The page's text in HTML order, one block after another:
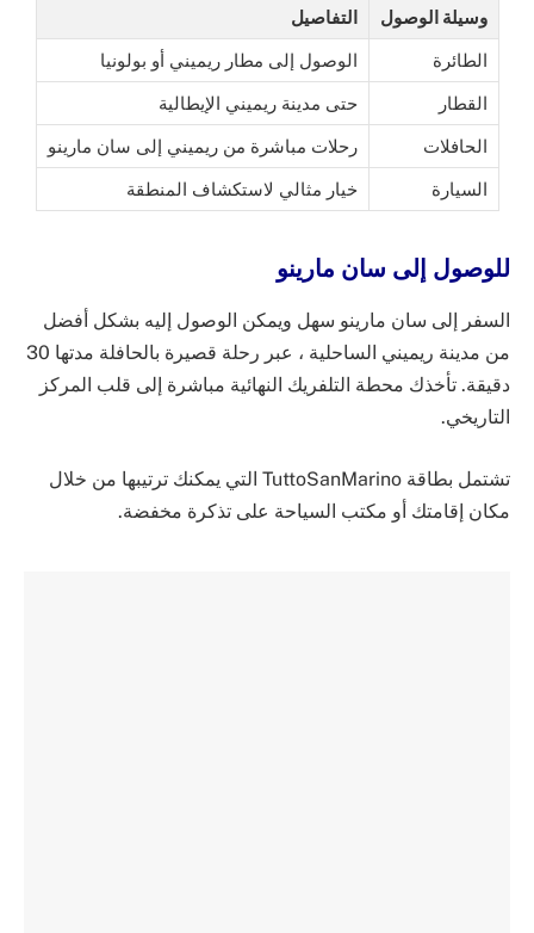
وسيلة الوصول التفاصيل
الطائرة الوصول إلى مطار ريميني أو بولونيا
القطار حتى مدينة ريميني الإيطالية
الحافلات رحلات مباشرة من ريميني إلى سان مارينو
السيارة خيار مثالي لاستكشاف المنطقة
للوصول إلى سان مارينو
السفر إلى سان مارينو سهل ويمكن الوصول إليه بشكل أفضل
من مدينة ريميني الساحلية ، عبر رحلة قصيرة بالحافلة مدتها 30
دقيقة. تأخذك محطة التلفريك النهائية مباشرة إلى قلب المركز
التاريخي.
تشتمل بطاقة TuttoSanMarino التي يمكنك ترتيبها من خلال
مكان إقامتك أو مكتب السياحة على تذكرة مخفضة.